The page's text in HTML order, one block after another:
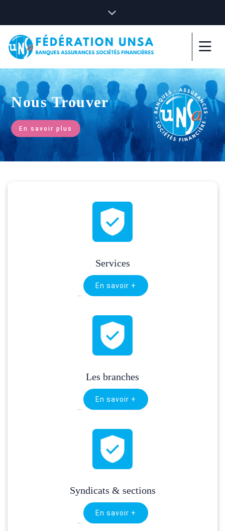
Nous Trouver
En savoir plus
Services
En savoir +
Les branches
En savoir +
Syndicats & sections
En savoir +